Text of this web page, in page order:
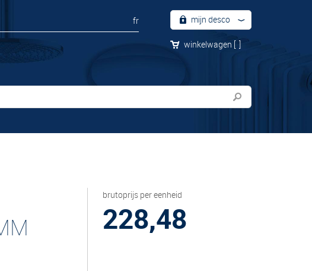
fr mijn desco
winkelwagen [ ]
brutoprijs per eenheid
228,48